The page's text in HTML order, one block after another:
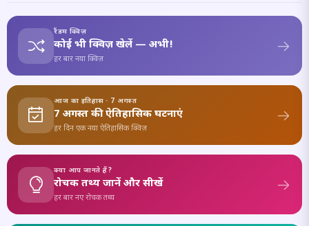
रैंडम क्विज़
कोई भी क्विज़ खेलें — अभी!
हर बार नया क्विज़
आज का इतिहास · 7 अगस्त
7 अगस्त की ऐतिहासिक घटनाएं
हर दिन एक नया ऐतिहासिक क्विज़
क्या आप जानते हैं?
रोचक तथ्य जानें और सीखें
हर बार नए रोचक तथ्य